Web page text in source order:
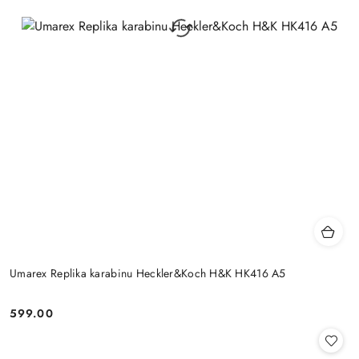
Umarex Replika karabinu Heckler&Koch H&K HK416 A5
Cena:
599.00